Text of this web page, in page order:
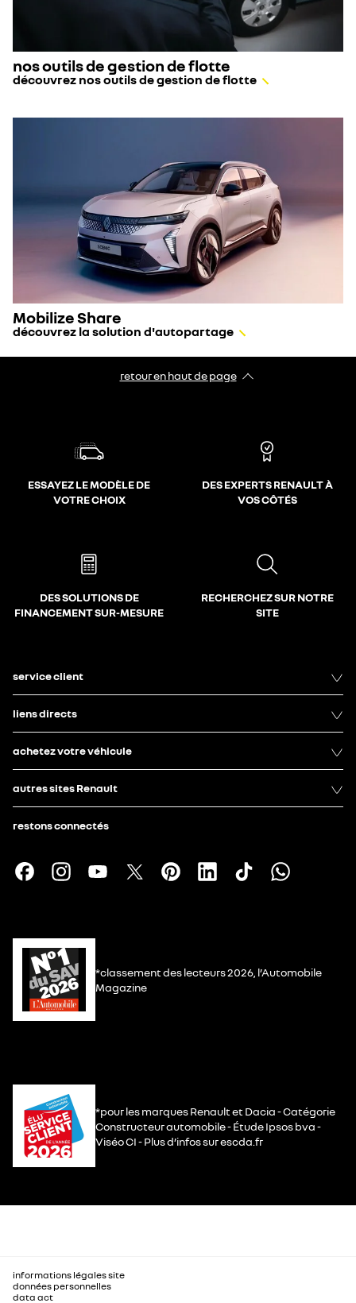
nos outils de gestion de flotte
découvrez nos outils de gestion de flotte
Mobilize Share
découvrez la solution d'autopartage
retour en haut de page​
ESSAYEZ LE MODÈLE DE
VOTRE CHOIX
DES EXPERTS RENAULT À
VOS CÔTÉS
DES SOLUTIONS DE
FINANCEMENT SUR-MESURE
RECHERCHEZ SUR NOTRE
SITE
service client
liens directs
achetez votre véhicule
autres sites Renault
restons connectés
*classement des lecteurs 2026, l’Automobile
Magazine
*pour les marques Renault et Dacia - Catégorie
Constructeur automobile - Étude Ipsos bva -
Viséo CI - Plus d’infos sur escda.fr
informations légales site
données personnelles
data act